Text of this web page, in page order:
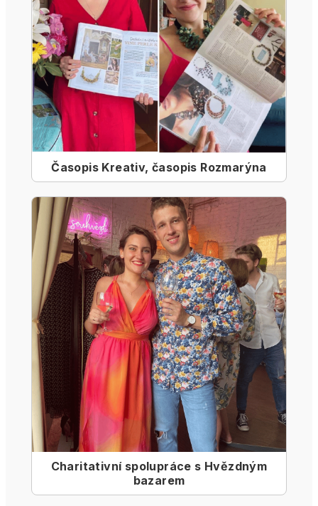
Časopis Kreativ, časopis Rozmarýna
Charitativní spolupráce s Hvězdným
bazarem